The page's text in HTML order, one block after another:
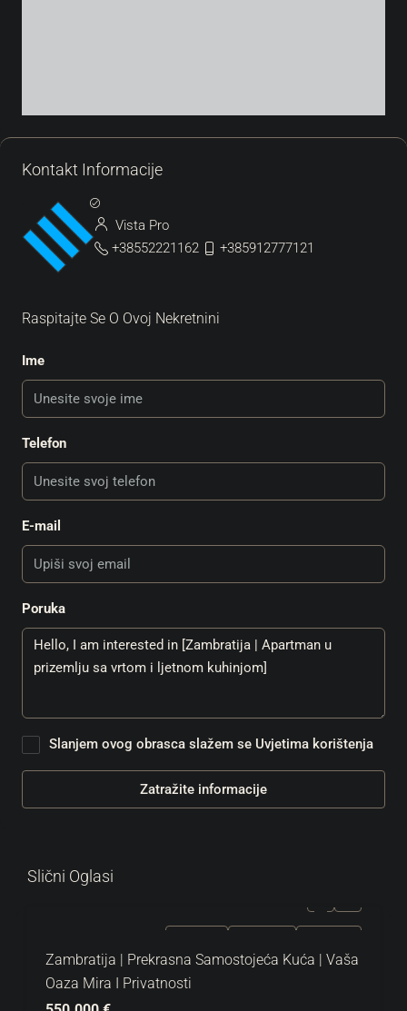
Kontakt Informacije
Vista Pro
+38552221162
+385912777121
Raspitajte Se O Ovoj Nekretnini
Ime
Telefon
E-mail
Poruka
Slanjem ovog obrasca slažem se Uvjetima korištenja
Zatražite informacije
Slični Oglasi
Zambratija | Prekrasna Samostojeća Kuća | Vaša
Oaza Mira I Privatnosti